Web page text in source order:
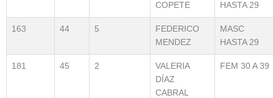
COPETE
HASTA 29
163 44 5
FEDERICO
MENDEZ
MASC
HASTA 29
181 45 2
VALERIA
DÍAZ
CABRAL
FEM 30 A 39